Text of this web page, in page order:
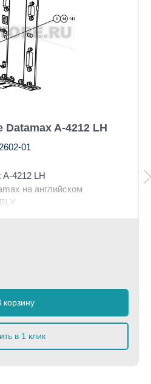
Datamax A-4212 LH
01
4212 LH
на английском
корзину
в 1 клик